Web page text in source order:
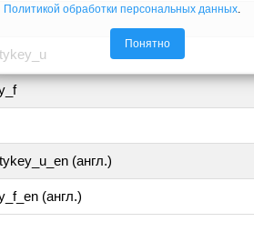
(англ.)
(англ.)
Политикой обработки персональных данных
Понятно